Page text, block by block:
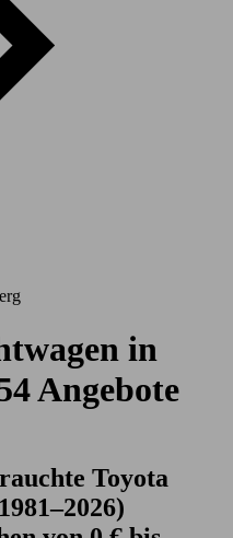
in
Angebote
Toyota